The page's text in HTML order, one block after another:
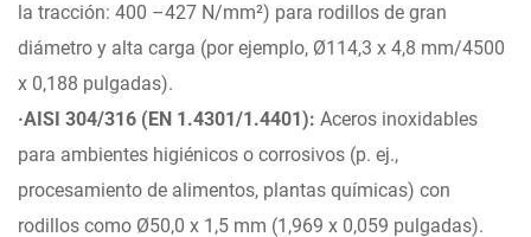
la tracción: 400 –427 N/mm²) para rodillos de gran
diámetro y alta carga (por ejemplo, Ø114,3 x 4,8 mm/4500
x 0,188 pulgadas).
·AISI 304/316 (EN 1.4301/1.4401): Aceros inoxidables
para ambientes higiénicos o corrosivos (p. ej.,
procesamiento de alimentos, plantas químicas) con
rodillos como Ø50,0 x 1,5 mm (1,969 x 0,059 pulgadas).